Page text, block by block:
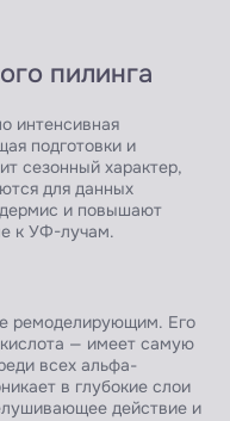
пилинга
интенсивная
подготовки и
сезонный характер,
для данных
и повышают
к УФ-лучам.
ремоделирующим. Его
— имеет самую
всех альфа-
в глубокие слои
действие и